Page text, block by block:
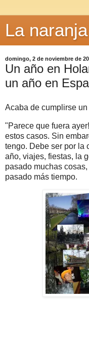
La
domingo, 2 de noviembre de
Un año en
un año en
Acaba de cumplirse
"Parece que fuera
estos casos. Sin
tengo. Debe ser por la
año, viajes, fiestas, la
pasado muchas
pasado más tiempo.